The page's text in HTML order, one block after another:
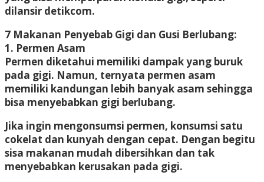
dilansir detikcom.
7 Makanan Penyebab Gigi dan Gusi Berlubang:
1. Permen Asam
Permen diketahui memiliki dampak yang buruk
pada gigi. Namun, ternyata permen asam
memiliki kandungan lebih banyak asam sehingga
bisa menyebabkan gigi berlubang.
Jika ingin mengonsumsi permen, konsumsi satu
cokelat dan kunyah dengan cepat. Dengan begitu
sisa makanan mudah dibersihkan dan tak
menyebabkan kerusakan pada gigi.